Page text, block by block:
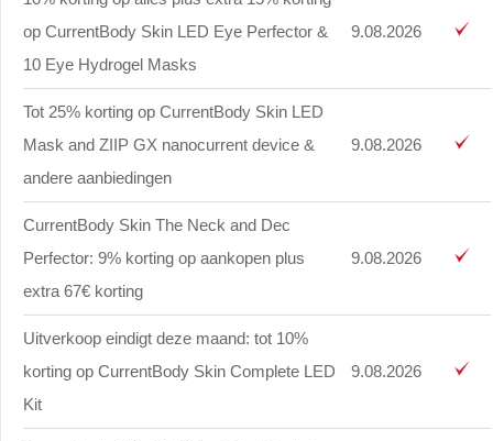
op CurrentBody Skin LED Eye Perfector &
10 Eye Hydrogel Masks
9.08.2026
Tot 25% korting op CurrentBody Skin LED
Mask and ZIIP GX nanocurrent device &
andere aanbiedingen
9.08.2026
CurrentBody Skin The Neck and Dec
Perfector: 9% korting op aankopen plus
extra 67€ korting
9.08.2026
Uitverkoop eindigt deze maand: tot 10%
korting op CurrentBody Skin Complete LED
Kit
9.08.2026